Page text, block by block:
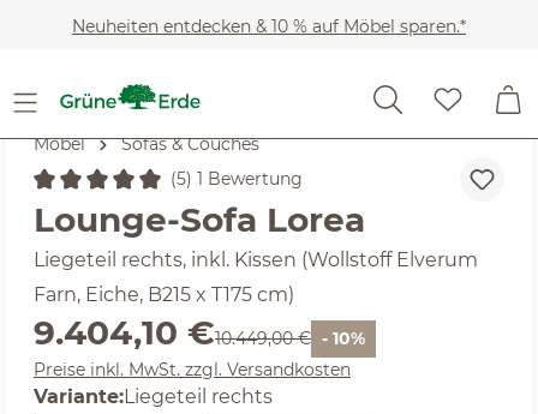
Zum Hauptinhalt springen
Neuheiten entdecken & 10 % auf Möbel sparen.*
Möbel Sofas & Couches
Durchschnittliche Bewertung von 5 von 5 Sternen
(5) 1 Bewertung
Lounge-Sofa Lorea
Liegeteil rechts, inkl. Kissen (Wollstoff Elverum
Farn, Eiche, B215 x T175 cm)
Verkaufspreis:
9.404,10 €Regulärer Preis:
10.449,00 € - 10%
Preise inkl. MwSt. zzgl. Versandkosten
Variante:Liegeteil rechts